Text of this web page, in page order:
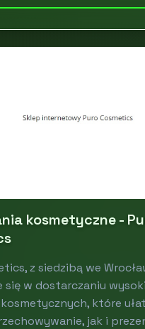
kosmetyczne -
z siedzibą we
się w dostarczaniu
które
jak i